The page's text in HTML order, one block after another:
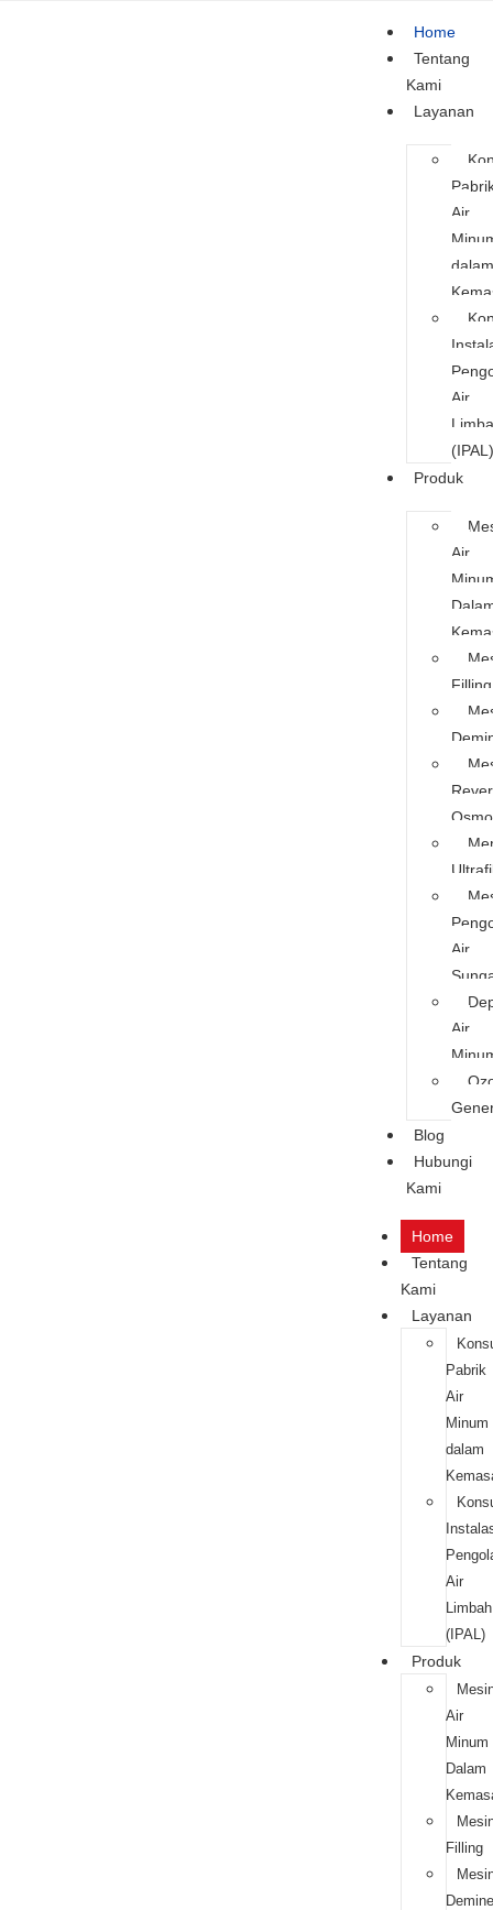
Home
Tentang
Kami
Layanan
Air
dalam
Air
(IPAL)
Produk
Air
Filling
Air
Air
Blog
Hubungi
Kami
Home
Tentang
Kami
Layanan
Pabrik
Air
Minum
dalam
Air
Limbah
(IPAL)
Produk
Air
Minum
Dalam
Filling